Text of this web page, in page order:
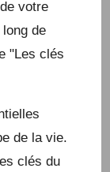
votre
de
clés
de la